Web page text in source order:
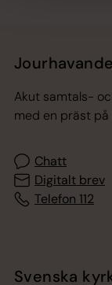
Akut samtals-
med en präst på
Chatt
Digitalt brev
Telefon 112
Svenska